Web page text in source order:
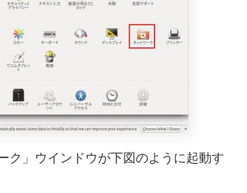
」ウインドウが下図のように起動す